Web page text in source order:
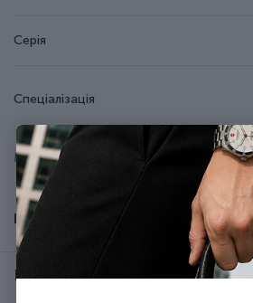
Серія
Спеціалізація
Матеріал руків'я/накладок
Матеріал леза
Колір
Показати всі
Відгуки: ★ 0 (0)